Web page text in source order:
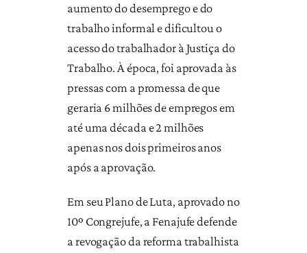
aumento do desemprego e do
trabalho informal e dificultou o
acesso do trabalhador à Justiça do
Trabalho. À época, foi aprovada às
pressas com a promessa de que
geraria 6 milhões de empregos em
até uma década e 2 milhões
apenas nos dois primeiros anos
após a aprovação.
Em seu Plano de Luta, aprovado no
10º Congrejufe, a Fenajufe defende
a revogação da reforma trabalhista